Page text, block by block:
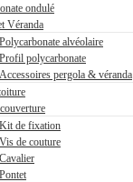
ondulé
Véranda
Polycarbonate alvéolaire
Profil polycarbonate
Accessoires pergola & véranda
Kit de fixation
Vis de couture
Cavalier
Pontet